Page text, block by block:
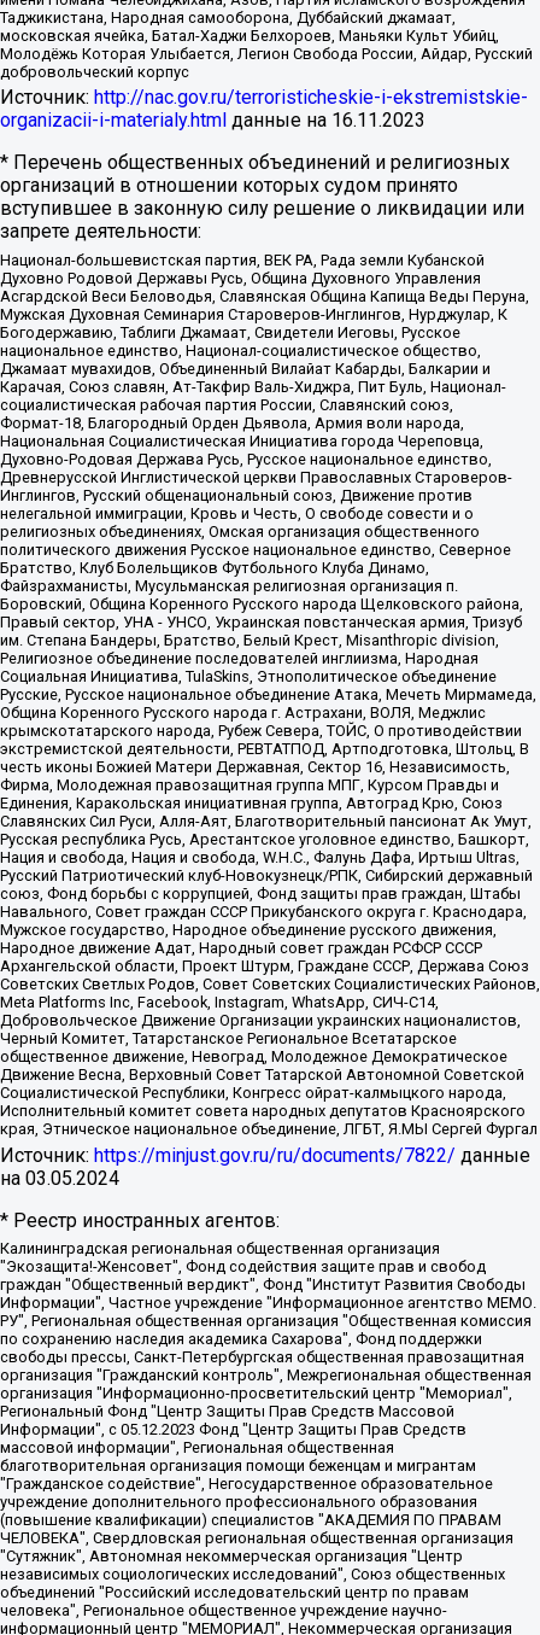
Таджикистана, Народная самооборона, Дуббайский джамаат,
московская ячейка, Батал-Хаджи Белхороев, Маньяки Культ Убийц,
Молодёжь Которая Улыбается, Легион Свобода России, Айдар, Русский
добровольческий корпус
Источник: http://nac.gov.ru/terroristicheskie-i-ekstremistskie-
organizacii-i-materialy.html данные на 16.11.2023
* Перечень общественных объединений и религиозных
организаций в отношении которых судом принято
вступившее в законную силу решение о ликвидации или
запрете деятельности:
Национал-большевистская партия, ВЕК РА, Рада земли Кубанской
Духовно Родовой Державы Русь, Община Духовного Управления
Асгардской Веси Беловодья, Славянская Община Капища Веды Перуна,
Мужская Духовная Семинария Староверов-Инглингов, Нурджулар, К
Богодержавию, Таблиги Джамаат, Свидетели Иеговы, Русское
национальное единство, Национал-социалистическое общество,
Джамаат мувахидов, Объединенный Вилайат Кабарды, Балкарии и
Карачая, Союз славян, Ат-Такфир Валь-Хиджра, Пит Буль, Национал-
социалистическая рабочая партия России, Славянский союз,
Формат-18, Благородный Орден Дьявола, Армия воли народа,
Национальная Социалистическая Инициатива города Череповца,
Духовно-Родовая Держава Русь, Русское национальное единство,
Древнерусской Инглистической церкви Православных Староверов-
Инглингов, Русский общенациональный союз, Движение против
нелегальной иммиграции, Кровь и Честь, О свободе совести и о
религиозных объединениях, Омская организация общественного
политического движения Русское национальное единство, Северное
Братство, Клуб Болельщиков Футбольного Клуба Динамо,
Файзрахманисты, Мусульманская религиозная организация п.
Боровский, Община Коренного Русского народа Щелковского района,
Правый сектор, УНА - УНСО, Украинская повстанческая армия, Тризуб
им. Степана Бандеры, Братство, Белый Крест, Misanthropic division,
Религиозное объединение последователей инглиизма, Народная
Социальная Инициатива, TulaSkins, Этнополитическое объединение
Русские, Русское национальное объединение Атака, Мечеть Мирмамеда,
Община Коренного Русского народа г. Астрахани, ВОЛЯ, Меджлис
крымскотатарского народа, Рубеж Севера, ТОЙС, О противодействии
экстремистской деятельности, РЕВТАТПОД, Артподготовка, Штольц, В
честь иконы Божией Матери Державная, Сектор 16, Независимость,
Фирма, Молодежная правозащитная группа МПГ, Курсом Правды и
Единения, Каракольская инициативная группа, Автоград Крю, Союз
Славянских Сил Руси, Алля-Аят, Благотворительный пансионат Ак Умут,
Русская республика Русь, Арестантское уголовное единство, Башкорт,
Нация и свобода, Нация и свобода, W.H.С., Фалунь Дафа, Иртыш Ultras,
Русский Патриотический клуб-Новокузнецк/РПК, Сибирский державный
союз, Фонд борьбы с коррупцией, Фонд защиты прав граждан, Штабы
Навального, Совет граждан СССР Прикубанского округа г. Краснодара,
Мужское государство, Народное объединение русского движения,
Народное движение Адат, Народный совет граждан РСФСР СССР
Архангельской области, Проект Штурм, Граждане СССР, Держава Союз
Советских Светлых Родов, Совет Советских Социалистических Районов,
Meta Platforms Inc, Facebook, Instagram, WhatsApp, СИЧ-С14,
Добровольческое Движение Организации украинских националистов,
Черный Комитет, Татарстанское Региональное Всетатарское
общественное движение, Невоград, Молодежное Демократическое
Движение Весна, Верховный Совет Татарской Автономной Советской
Социалистической Республики, Конгресс ойрат-калмыцкого народа,
Исполнительный комитет совета народных депутатов Красноярского
края, Этническое национальное объединение, ЛГБТ, Я.МЫ Сергей Фургал
Источник: https://minjust.gov.ru/ru/documents/7822/ данные
на 03.05.2024
* Реестр иностранных агентов:
Калининградская региональная общественная организация "Экозащита!-Женсовет", Фонд содействия защите прав и свобод граждан "Общественный вердикт", Фонд "Институт Развития Свободы Информации", Частное учреждение "Информационное агентство МЕМО. РУ", Региональная общественная организация "Общественная комиссия по сохранению наследия академика Сахарова", Фонд поддержки свободы прессы, Санкт-Петербургская общественная правозащитная организация "Гражданский контроль", Межрегиональная общественная организация "Информационно-просветительский центр "Мемориал", Региональный Фонд "Центр Защиты Прав Средств Массовой Информации", с 05.12.2023 Фонд "Центр Защиты Прав Средств массовой информации", Региональная общественная благотворительная организация помощи беженцам и мигрантам "Гражданское содействие", Негосударственное образовательное учреждение дополнительного профессионального образования (повышение квалификации) специалистов "АКАДЕМИЯ ПО ПРАВАМ ЧЕЛОВЕКА", Свердловская региональная общественная организация "Сутяжник", Автономная некоммерческая организация "Центр независимых социологических исследований", Союз общественных объединений "Российский исследовательский центр по правам человека", Региональное общественное учреждение научно-информационный центр "МЕМОРИАЛ", Некоммерческая организация "Фонд защиты гласности", Автономная некоммерческая организация "Институт прав человека", Городская общественная организация "Екатеринбургское общество "МЕМОРИАЛ", Городская общественная организация "Рязанское историко-просветительское и правозащитное общество "Мемориал" (Рязанский Мемориал), Челябинский региональный орган общественной самодеятельности – женское общественное объединение "Женщины Евразии", Челябинский региональный орган общественной самодеятельности "Уральская правозащитная группа", Фонд содействия защите здоровья и социальной справедливости имени Андрея Рылькова, Автономная Некоммерческая Организация "Аналитический Центр Юрия Левады", Автономная некоммерческая организация социальной поддержки населения "Проект Апрель", Региональная общественная организация помощи женщинам и детям, находящимся в кризисной ситуации "Информационно-методический центр "Анна", Фонд содействия развитию массовых коммуникаций и правовому просвещению "Так-так-Так", Фонд содействия устойчивому развитию "Серебряная тайга", Свердловский региональный общественный фонд социальных проектов "Новое время", "Idel.Реалии", Кавказ.Реалии, Крым.Реалии, Телеканал Настоящее Время, Татаро-башкирская служба Радио Свобода (Azatliq Radiosi), Радио Свободная Европа/Радио Свобода (PCE/PC), "Сибирь.Реалии", "Фактограф", Благотворительный фонд помощи осужденным и их семьям, Автономная некоммерческая организация "Институт глобализации и социальных движений", Фонд "В защиту прав заключенных", Частное учреждение "Центр поддержки и содействия развитию средств массовой информации", Пензенский региональный общественный благотворительный фонд "Гражданский союз", "Север.Реалии", Некоммерческая организация Фонд "Правовая инициатива", Общество с ограниченной ответственностью "Радио Свободная Европа/Радио Свобода", Чешское информационное агентство "MEDIUM-ORIENT", Красноярская региональная общественная организация "Мы против СПИДа", Камалягин Денис Николаевич, Маркелов Сергей Евгеньевич, Пономарев Лев Александрович, Савицкая Людмила Алексеевна, Автономная некоммерческая организация "Центр по работе с проблемой насилия "НАСИЛИЮ.НЕТ", Межрегиональный профессиональный союз работников здравоохранения "Альянс врачей", Юридическое лицо, зарегистрированное в Латвийской Республике, SIA "Medusa Project" (регистрационный номер 40103797863, дата регистрации 10.06.2014), Некоммерческая организация "Фонд по борьбе с коррупцией", Автономная некоммерческая организация "Институт права и публичной политики", Баданин Роман Сергеевич, Гликин Максим Александрович, Железнова Мария Михайловна, Лукьянова Юлия Сергеевна, Маетная Елизавета Витальевна, Маняхин Петр Борисович, Чуракова Ольга Владимировна, Ярош Юлия Петровна, Юридическое лицо "The Insider SIA", зарегистрированное в Риге, Латвийская Республика (дата регистрации 26.06.2015), являющееся администратором доменного имени интернет-издания "The Insider SIA", https://theins.ru, Постернак Алексей Евгеньевич, Рубин Михаил Аркадьевич, Анин Роман Александрович, Юридическое лицо Istories fonds, зарегистрированное в Латвийской Республике (регистрационный номер 50008295751, дата регистрации 24.02.2020), Великовский Дмитрий Александрович, Долинина Ирина Николаевна, Мароховская Алеся Алексеевна, Шлейнов Роман Юрьевич, Шмагун Олеся Валентиновна, Общество с ограниченной ответственностью "Альтаир 2021", Общество с ограниченной ответственностью "Вега 2021", Общество с ограниченной ответственностью "Главный редактор 2021", Общество с ограниченной ответственностью "Ромашки монолит", Важенков Артем Валерьевич, Ивановская областная общественная организация "Центр гендерных исследований", Гурман Юрий Альбертович, Медиапроект "ОВД-Инфо", Егоров Владимир Владимирович, Жилинский Владимир Александрович, Общество с ограниченной ответственностью "ЗП", Иванова София Юрьевна, Карезина Инна Павловна, Кильтау Екатерина Викторовна, Петров Алексей Викторович, Пискунов Сергей Евгеньевич, Смирнов Сергей Сергеевич, Тихонов Михаил Сергеевич, Общество с ограниченной ответственностью "ЖУРНАЛИСТ-ИНОСТРАННЫЙ АГЕНТ", Арапова Галина Юрьевна, Вольтская Татьяна Анатольевна, Американская компания "Mason G.E.S. Anonymous Foundation" (США), являющаяся владельцем интернет-издания https://mnews.world/, Компания "Stichting Bellingcat", зарегистрированная в Нидерландах (дата регистрации 11.07.2018), Захаров Андрей Вячеславович, Клепиковская Екатерина Дмитриевна, Общество с ограниченной ответственностью "МЕМО", Перл Роман Александрович, Симонов Евгений Алексеевич, Соловьева Елена Анатольевна, Сотников Даниил Владимирович, Сурначева Елизавета Дмитриевна, Автономная некоммерческая организация по защите прав человека и информированию населения "Якутия – Наше Мнение", Общество с ограниченной ответственностью "Москоу диджитал медиа", с 26.01.2023 Общество с ограниченной ответственностью "Чайка Белые сады", Ветошкина Валерия Валерьевна, Заговора Максим Александрович, Межрегиональное общественное движение "Российская ЛГБТ - сеть", Оленичев Максим Владимирович, Павлов Иван Юрьевич, Скворцова Елена Сергеевна, Общество с ограниченной ответственностью "Как бы инагент", Кочетков Игорь Викторович, Общество с ограниченной ответственностью "Честные выборы", Еланчик Олег Александрович, Общество с ограниченной ответственностью "Нобелевский призыв", Гималова Регина Эмилевна, Григорьев Андрей Валерьевич, Григорьева Алина Александровна, Ассоциация по содействию защите прав призывников, альтернативнослужащих и военнослужащих "Правозащитная группа "Гражданин.Армия.Право", Хисамова Регина Фаритовна, Автономная некоммерческая организация по реализации социально-правовых программ "Лилит", Дальневосточное общественное движение "Маяк", Санкт-Петербургская ЛГБТ-инициативная группа "Выход", Инициативная группа ЛГБТ+ "Реверс", Алексеев Андрей Викторович, Бекбулатова Таисия Львовна, Беляев Иван Михайлович, Владыкина Елена Сергеевна, Гельман Марат Александрович, Никульшина Вероника Юрьевна, Толоконникова Надежда Андреевна, Шендерович Виктор Анатольевич, Общество с ограниченной ответственностью "Данное сообщение", Общество с ограниченной ответственностью Издательский дом "Новая глава", Айнбиндер Александра Александровна, Московский комьюнити-центр для ЛГБТ+инициатив, Благотворительный фонд развития филантропии, Deutsche Welle (Германия, Kurt-Schumacher-Strasse 3, 53113 Bonn), Борзунова Мария Михайловна, Воробьев Виктор Викторович, Голубева Анна Львовна, Константинова Алла Михайловна, Малкова Ирина Владимировна, Мурадов Мурад Абдулгалимович, Осетинская Елизавета Николаевна, Понасенков Евгений Николаевич, Ганапольский Матвей Юрьевич, Киселев Евгений Алексеевич, Борухович Ирина Григорьевна, Дремин Иван Тимофеевич, Дубровский Дмитрий Викторович, Красноярская региональная общественная организация поддержки и развития альтернативных образовательных технологий и межкультурных коммуникаций "ИНТЕРРА", Маяковская Екатерина Алексеевна, Фейгин Марк Захарович, Филимонов Андрей Викторович, Дзугкоева Регина Николаевна, Доброхотов Роман Александрович, Дудь Юрий Александрович, Елкин Сергей Владимирович, Кругликов Кирилл Игоревич, Сабунаева Мария Леонидовна, Семенов Алексей Владимирович, Шаинян Карен Багратович, Шульман Екатерина Михайловна, Асафьев Артур Валерьевич, Вахштайн Виктор Семенович, Венедиктов Алексей Алексеевич, Лушникова Екатерина Евгеньевна, Волков Леонид Михайлович, Невзоров Александр Глебович, Пархоменко Сергей Борисович, Сироткин Ярослав Николаевич, Кара-Мурза Владимир Владимирович, Баранова Наталья Владимировна, Гозман Леонид Яковлевич, Кагарлицкий Борис Юльевич, Климарев Михаил Валерьевич, Милов Владимир Станиславович, Автономная некоммерческая организация Краснодарский центр современного искусства "Типография", Моргенштерн Алишер Тагирович, Соболь Любовь Эдуардовна, Общество с ограниченной ответственностью "ЛИЗА НОРМ", Каспаров Гарри Кимович, Ходорковский Михаил Борисович, Общество с ограниченной ответственностью "Апрельские тезисы", Данилович Ирина Брониславовна, Кашин Олег Владимирович, Петров Николай Владимирович, Пивоваров Алексей Владимирович, Соколов Михаил Владимирович, Цветкова Юлия Владимировна, Чичваркин Евгений Александрович, Комитет против пыток/Команда против пыток, Общество с ограниченной ответственностью "Первый научный", Общество с ограниченной ответственностью "Вертолет и ко", Белоцерковская Вероника Борисовна, Кац Максим Евгеньевич, Лазарева Татьяна Юрьевна, Шаведдинов Руслан Табризович, Яшин Илья Валерьевич, Общество с ограниченной ответственностью "Иноагент ААВ", Алешковский Дмитрий Петрович, Альбац Евгения Марковна, Быков Дмитрий Львович, Галямина Юлия Евгеньевна, Лойко Сергей Леонидович, Мартынов Кирилл Константинович, Медведев Сергей Александрович, Крашенинников Федор Геннадиевич, Гордеева Катерина Вл